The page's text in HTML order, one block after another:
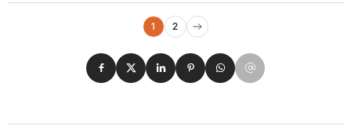
Navigazione eventi
1 2
Pagina successiva
Condividi su Facebook
Condividi su X
Condividi su LinkedIn
Condividi su Pinterest
Condividi su WhatsApp
Condividi su Email